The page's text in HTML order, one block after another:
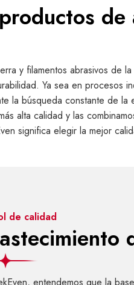
y filamentos abrasivos de
Ya sea en procesos
la búsqueda constante de la
alta calidad y las
significa elegir la mejor
de calidad
entendemos que la